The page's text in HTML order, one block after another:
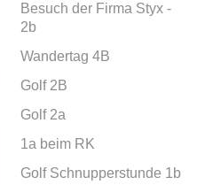
Besuch der Firma Styx -
2b
Wandertag 4B
Golf 2B
Golf 2a
1a beim RK
Golf Schnupperstunde 1b